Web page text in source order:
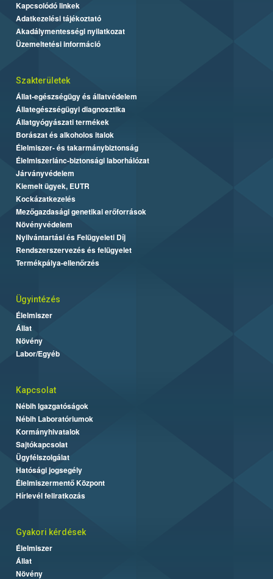
Kapcsolódó linkek
Adatkezelési tájékoztató
Akadálymentességi nyilatkozat
Üzemeltetési információ
Szakterületek
Állat-egészségügy és állatvédelem
Állategészségügyi diagnosztika
Állatgyógyászati termékek
Borászat és alkoholos italok
Élelmiszer- és takarmánybiztonság
Élelmiszerlánc-biztonsági laborhálózat
Járványvédelem
Kiemelt ügyek, EUTR
Kockázatkezelés
Mezőgazdasági genetikai erőforrások
Növényvédelem
Nyilvántartási és Felügyeleti Díj
Rendszerszervezés és felügyelet
Termékpálya-ellenőrzés
Ügyintézés
Élelmiszer
Állat
Növény
Labor/Egyéb
Kapcsolat
Nébih Igazgatóságok
Nébih Laboratóriumok
Kormányhivatalok
Sajtókapcsolat
Ügyfélszolgálat
Hatósági jogsegély
Élelmiszermentő Központ
Hírlevél feliratkozás
Gyakori kérdések
Élelmiszer
Állat
Növény